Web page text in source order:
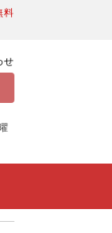
料
せ